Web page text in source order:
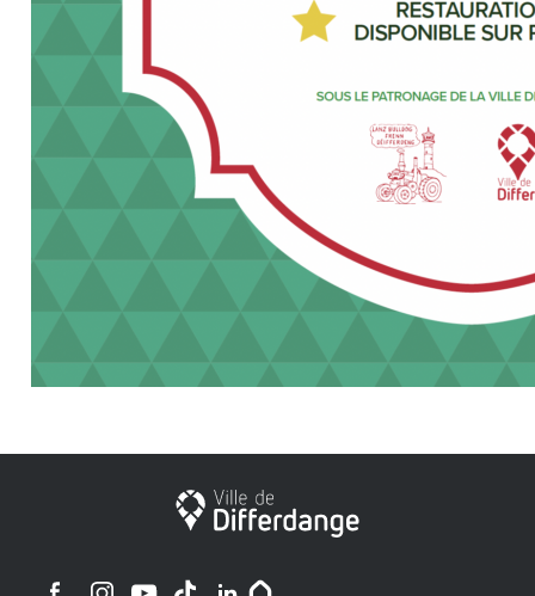
Ville de Differdange